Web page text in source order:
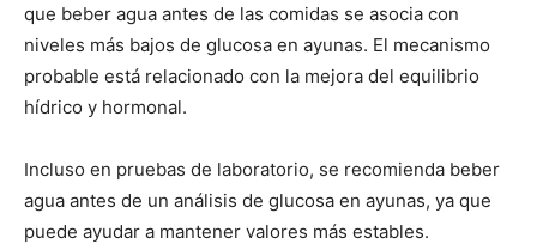
que beber agua antes de las comidas se asocia con
niveles más bajos de glucosa en ayunas. El mecanismo
probable está relacionado con la mejora del equilibrio
hídrico y hormonal.
Incluso en pruebas de laboratorio, se recomienda beber
agua antes de un análisis de glucosa en ayunas, ya que
puede ayudar a mantener valores más estables.